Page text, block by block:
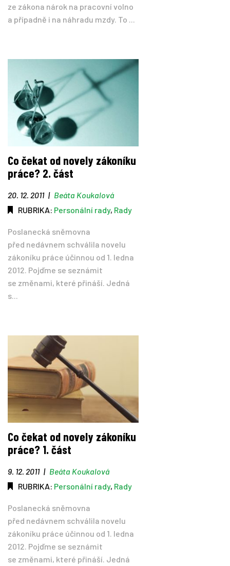
ze zákona nárok na pracovní volno
a případně i na náhradu mzdy. To ...
Co čekat od novely zákoníku
práce? 2. část
20. 12. 2011 | Beáta Koukalová
RUBRIKA: Personální rady, Rady
Poslanecká sněmovna
před nedávnem schválila novelu
zákoníku práce účinnou od 1. ledna
2012. Pojďme se seznámit
se změnami, které přináší. Jedná
s...
Co čekat od novely zákoníku
práce? 1. část
9. 12. 2011 | Beáta Koukalová
RUBRIKA: Personální rady, Rady
Poslanecká sněmovna
před nedávnem schválila novelu
zákoníku práce účinnou od 1. ledna
2012. Pojďme se seznámit
se změnami, které přináší. Jedná